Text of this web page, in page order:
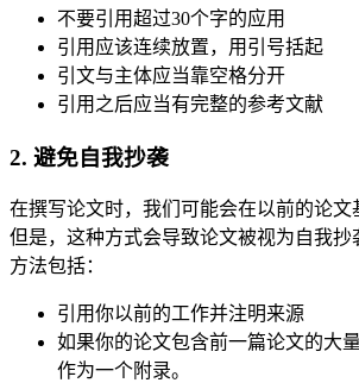
不要引用超过30个字的应用
引用应该连续放置，用引号括起
引文与主体应当靠空格分开
引用之后应当有完整的参考文献
2. 避免自我抄袭
在撰写论文时，我们可能会在以前的论文
但是，这种方式会导致论文被视为自我抄
方法包括：
引用你以前的工作并注明来源
如果你的论文包含前一篇论文的大
作为一个附录。